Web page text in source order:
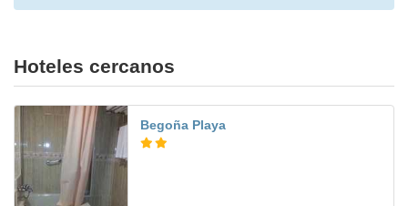
Hoteles cercanos
Begoña Playa